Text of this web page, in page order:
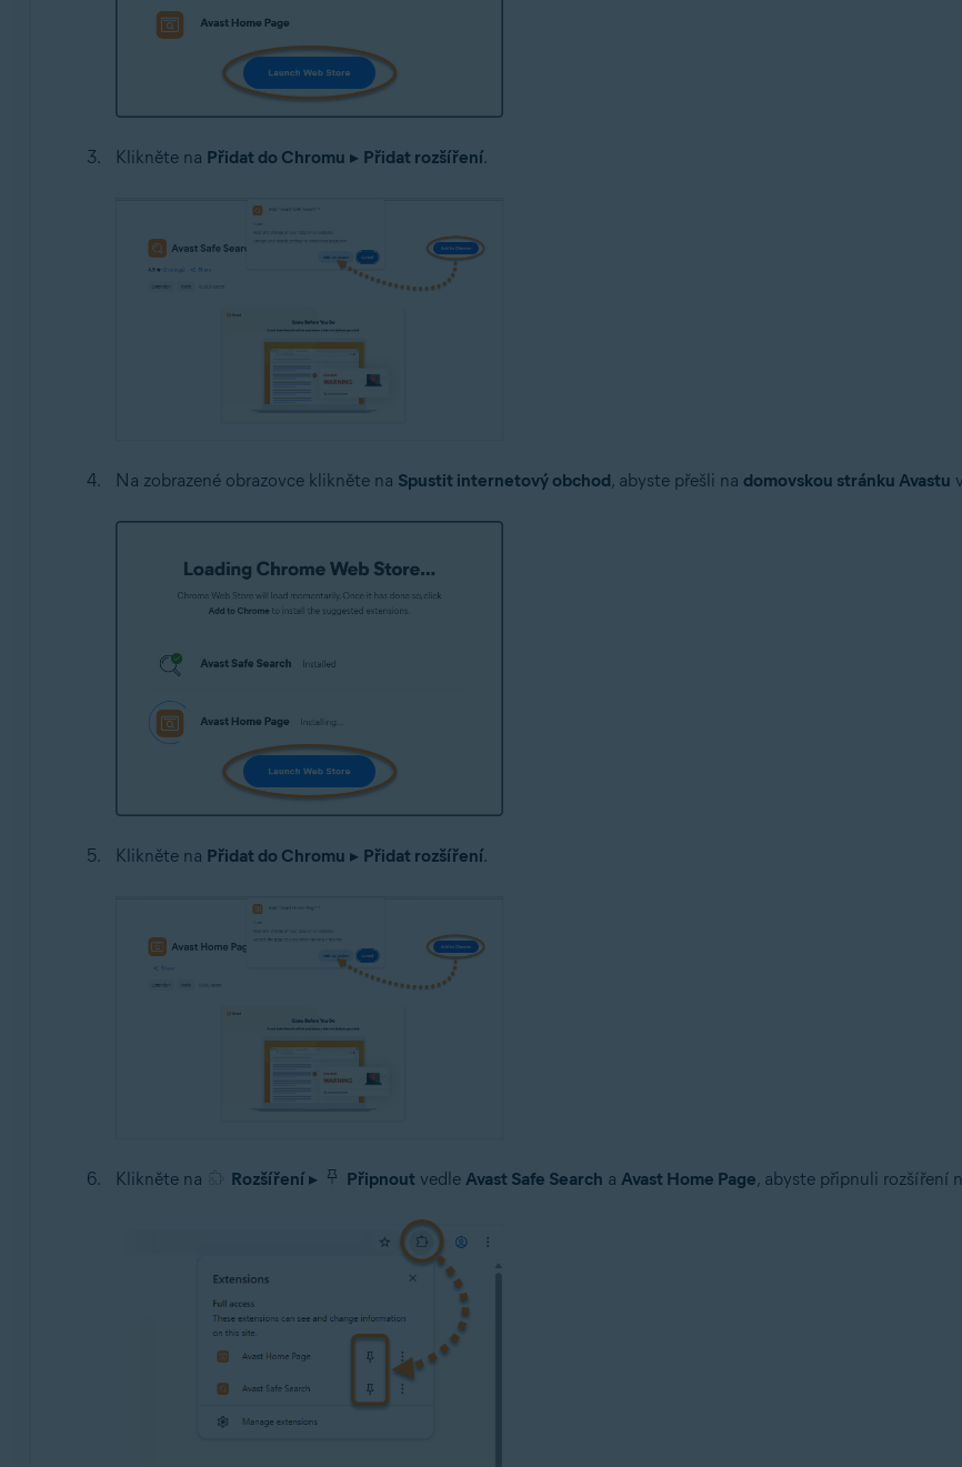
Klikněte na Přidat do Chromu ▸ Přidat rozšíření.
Na zobrazené obrazovce klikněte na Spustit internetový obchod, abyste přešli na domovskou stránku Avastu
Klikněte na Přidat do Chromu ▸ Přidat rozšíření.
Klikněte na Rozšíření▸ Připnout vedle Avast Safe Search a Avast Home Page, abyste připnuli rozšíření